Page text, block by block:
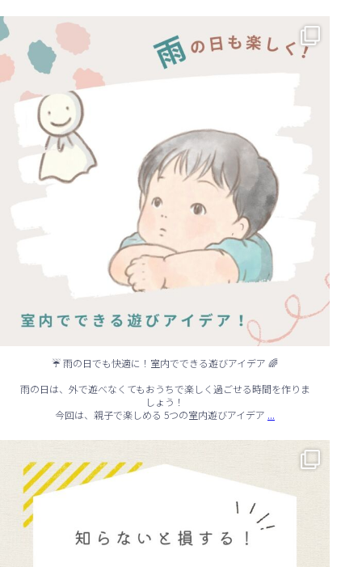
☔ 雨の日でも快適に！室内でできる遊びアイデア 🌈
...
☔ 雨の日でも快適に！室内でできる遊びアイデア 🌈
雨の日は、外で遊べなくてもおうちで楽しく過ごせる時間を作りま
しょう！
今回は、親子で楽しめる 5つの室内遊びアイデア ...
...